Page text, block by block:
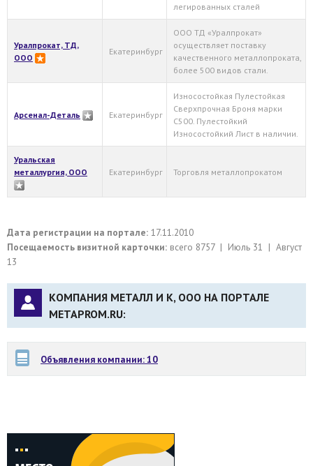
легированных сталей
Уралпрокат, ТД,
ООО
Екатеринбург
ООО ТД «Уралпрокат»
осуществляет поставку
качественного металлопроката,
более 500 видов стали.
Арсенал-Деталь Екатеринбург
Износостойкая Пулестойкая
Сверхпрочная Броня марки
С500. Пулестойкий
Износостойкий Лист в наличии.
Уральская
металлургия, ООО
Екатеринбург Торговля металлопрокатом
Дата регистрации на портале: 17.11.2010
Посещаемость визитной карточки: всего 8757 | Июль 31 | Август
13
КОМПАНИЯ МЕТАЛЛ И К, ООО НА ПОРТАЛЕ
METAPROM.RU:
Объявления компании: 10